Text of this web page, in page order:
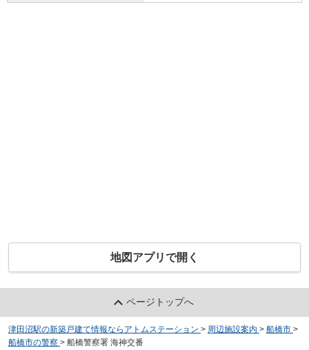
地図アプリで開く
ページトップへ
津田沼駅の新築戸建て情報ならアトムステーション > 周辺施設案内 > 船橋市 >
船橋市の警察 > 船橋警察署 海神交番